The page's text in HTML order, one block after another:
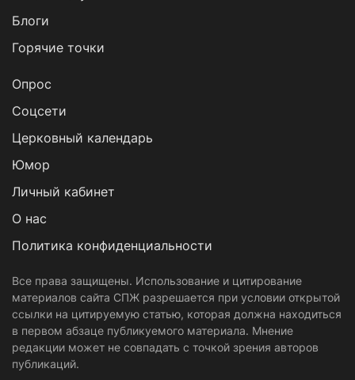
Блоги
Горячие точки
Опрос
Cоцсети
Церковный календарь
Юмор
Личный кабинет
О нас
Политика конфиденциальности
Все права защищены. Использование и цитирование
материалов сайта СПЖ разрешается при условии открытой
ссылки на цитируемую статью, которая должна находиться
в первом абзаце публикуемого материала. Мнение
редакции может не совпадать с точкой зрения авторов
публикаций.